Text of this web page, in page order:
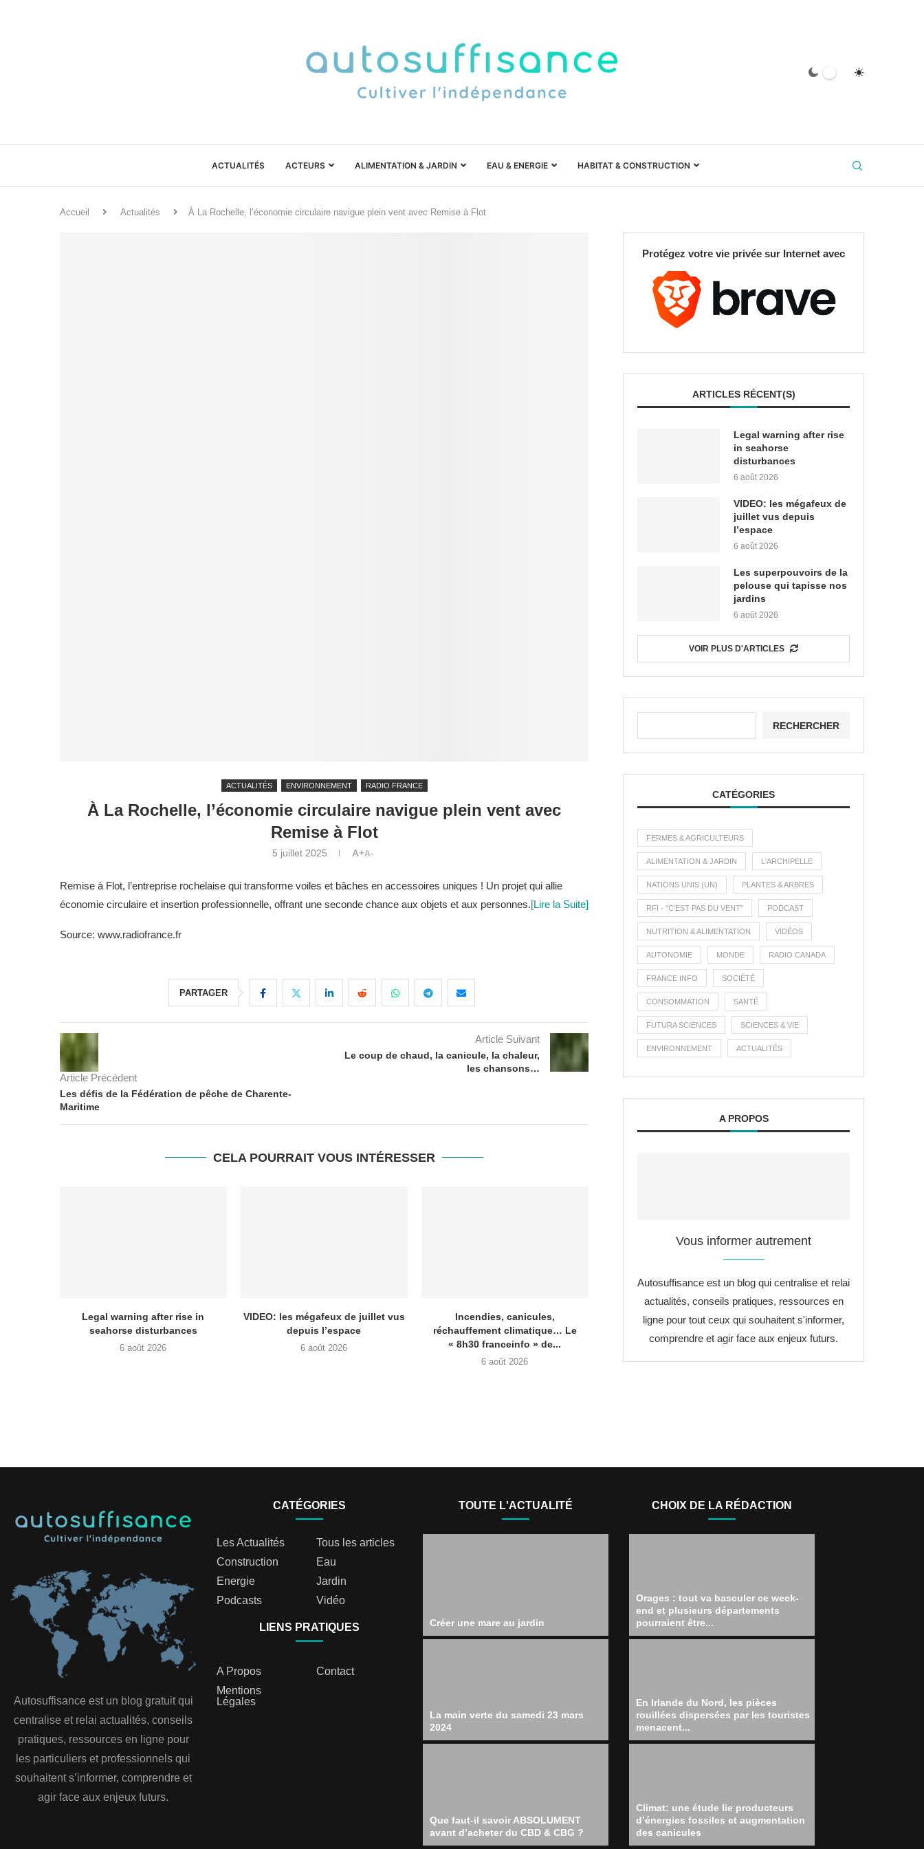
ACTUALITÉS ACTEURS ALIMENTATION & JARDIN EAU & ENERGIE HABITAT & CONSTRUCTION
Accueil Actualités À La Rochelle, l’économie circulaire navigue plein vent avec Remise à Flot
ACTUALITÉS ENVIRONNEMENT RADIO FRANCE
À La Rochelle, l’économie circulaire navigue plein vent avec
Remise à Flot
5 juillet 2025 A+A-
Remise à Flot, l’entreprise rochelaise qui transforme voiles et bâches en accessoires uniques ! Un projet qui allie
économie circulaire et insertion professionnelle, offrant une seconde chance aux objets et aux personnes.[Lire la Suite]
Source: www.radiofrance.fr
PARTAGER
Article Précédent
Les défis de la Fédération de pêche de Charente-
Maritime
Article Suivant
Le coup de chaud, la canicule, la chaleur,
les chansons…
CELA POURRAIT VOUS INTÉRESSER
Legal warning after rise in
seahorse disturbances
6 août 2026
VIDEO: les mégafeux de juillet vus
depuis l’espace
6 août 2026
Incendies, canicules,
réchauffement climatique… Le
« 8h30 franceinfo » de...
6 août 2026
Protégez votre vie privée sur Internet avec
ARTICLES RÉCENT(S)
Legal warning after rise
in seahorse
disturbances
6 août 2026
VIDEO: les mégafeux de
juillet vus depuis
l’espace
6 août 2026
Les superpouvoirs de la
pelouse qui tapisse nos
jardins
6 août 2026
VOIR PLUS D'ARTICLES
RECHERCHER
CATÉGORIES
FERMES & AGRICULTEURS
ALIMENTATION & JARDIN L'ARCHIPELLE
NATIONS UNIS (UN) PLANTES & ARBRES
RFI - "C'EST PAS DU VENT" PODCAST
NUTRITION & ALIMENTATION VIDÉOS
AUTONOMIE MONDE RADIO CANADA
FRANCE INFO SOCIÉTÉ
CONSOMMATION SANTÉ
FUTURA SCIENCES SCIENCES & VIE
ENVIRONNEMENT ACTUALITÉS
A PROPOS
Vous informer autrement
Autosuffisance est un blog qui centralise et relai
actualités, conseils pratiques, ressources en
ligne pour tout ceux qui souhaitent s'informer,
comprendre et agir face aux enjeux futurs.
Autosuffisance est un blog gratuit qui
centralise et relai actualités, conseils
pratiques, ressources en ligne pour
les particuliers et professionnels qui
souhaitent s’informer, comprendre et
agir face aux enjeux futurs.
CATÉGORIES
Les Actualités
Tous les articles
Construction
Eau
Energie
Jardin
Podcasts
Vidéo
LIENS PRATIQUES
A Propos
Contact
Mentions
Légales
TOUTE L'ACTUALITÉ
Créer une mare au jardin
La main verte du samedi 23 mars
2024
Que faut-il savoir ABSOLUMENT
avant d’acheter du CBD & CBG ?
CHOIX DE LA RÉDACTION
Orages : tout va basculer ce week-
end et plusieurs départements
pourraient être...
En Irlande du Nord, les pièces
rouillées dispersées par les touristes
menacent...
Climat: une étude lie producteurs
d’énergies fossiles et augmentation
des canicules